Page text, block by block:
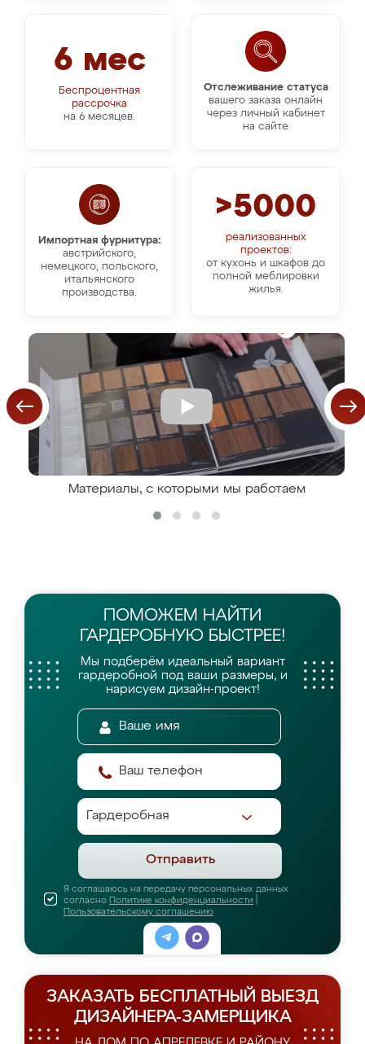
Отслеживание статуса
вашего заказа онлайн
через личный кабинет
на сайте
6 мес
Беспроцентная
рассрочка
на 6 месяцев.
Импортная фурнитура:
австрийского,
немецкого, польского,
итальянского
производства.
>5000
реализованных
проектов:
от кухонь и шкафов до
полной меблировки
жилья.
Материалы, с которыми мы работаем
ПОМОЖЕМ НАЙТИ
ГАРДЕРОБНУЮ БЫСТРЕЕ!
Мы подберём идеальный вариант
гардеробной под ваши размеры, и
нарисуем дизайн-проект!
Отправить
Я соглашаюсь на передачу персональных данных
согласно Политике конфиденциальности
Пользовательскому соглашению
ЗАКАЗАТЬ БЕСПЛАТНЫЙ ВЫЕЗД
ДИЗАЙНЕРА-ЗАМЕРЩИКА